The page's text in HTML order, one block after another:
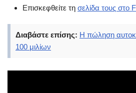
Επισκεφθείτε τη σελίδα τους στο
Διαβάστε επίσης: Η πώληση
100 μιλίων